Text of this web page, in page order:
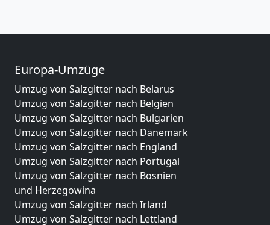
Europa-Umzüge
Umzug von Salzgitter nach Belarus
Umzug von Salzgitter nach Belgien
Umzug von Salzgitter nach Bulgarien
Umzug von Salzgitter nach Dänemark
Umzug von Salzgitter nach England
Umzug von Salzgitter nach Portugal
Umzug von Salzgitter nach Bosnien
und Herzegowina
Umzug von Salzgitter nach Irland
Umzug von Salzgitter nach Lettland